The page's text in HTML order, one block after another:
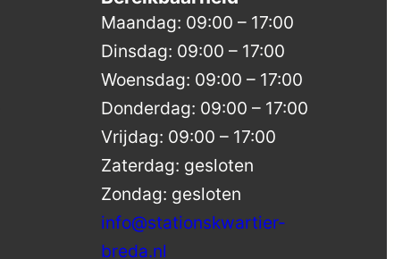
Maandag: 09:00 – 17:00
Dinsdag: 09:00 – 17:00
Woensdag: 09:00 – 17:00
Donderdag: 09:00 – 17:00
Vrijdag: 09:00 – 17:00
Zaterdag: gesloten
Zondag: gesloten
info@stationskwartier-
breda.nl